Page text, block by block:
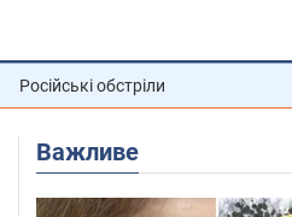
Російські обстріли
Важливе